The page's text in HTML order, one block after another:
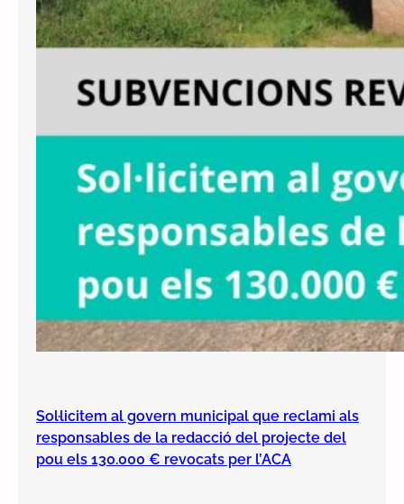
Sol·licitem al govern municipal que reclami als
responsables de la redacció del projecte del
pou els 130.000 € revocats per l’ACA